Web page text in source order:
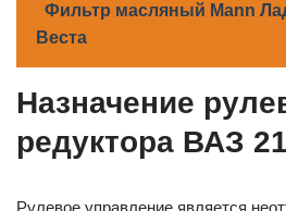
Фильтр масляный Mann
Веста
Назначение
редуктора ВАЗ